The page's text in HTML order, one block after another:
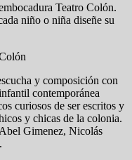
Teatro Colón.
niño o niña diseñe su
y composición con
contemporánea
curiosos de ser escritos y
y chicas de la colonia.
Gimenez, Nicolás